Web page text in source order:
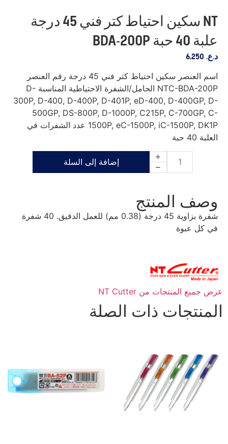
NT سكين احتياط كتر فني 45 درجة
علبة 40 حبة BDA-200P
د.ع.
اسم العنصر سكين احتياط كتر فني 45 درجة رقم العنصر
NTC-BDA-200P الحامل/الشفرة الاحتياطية المناسبة D-
300P, D-400, D-400P, D-401P, eD-400, D-400GP, D-
500GP, DS-800P, D-1000P, C215P, C-700GP, C-
1500P, eC-1500P, iC-1500P, DK1P عدد الشفرات في
العلبة 40 حبة
إضافة إلى السلة
وصف المنتج
شفرة بزاوية 45 درجة (0.38 مم) للعمل الدقيق. 40 شفرة
في كل عبوة
عرض جميع المنتجات من NT Cutter
المنتجات ذات الصلة